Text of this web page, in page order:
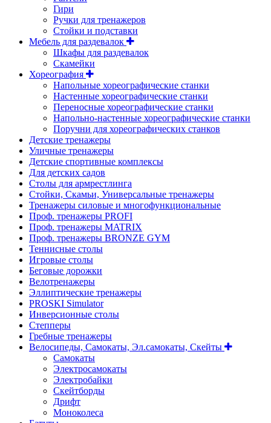
Гири
Ручки для тренажеров
Стойки и подставки
Мебель для раздевалок
Шкафы для раздевалок
Скамейки
Хореография
Напольные хореографические станки
Настенные хореографические станки
Переносные хореографические станки
Напольно-настенные хореографические станки
Поручни для хореографических станков
Детские тренажеры
Уличные тренажеры
Детские спортивные комплексы
Для детских садов
Столы для армрестлинга
Стойки, Скамьи, Универсальные тренажеры
Тренажеры силовые и многофункциональные
Проф. тренажеры PROFI
Проф. тренажеры MATRIX
Проф. тренажеры BRONZE GYM
Теннисные столы
Игровые столы
Беговые дорожки
Велотренажеры
Эллиптические тренажеры
PROSKI Simulator
Инверсионные столы
Степперы
Гребные тренажеры
Велосипеды, Самокаты, Эл.самокаты, Скейты
Самокаты
Электросамокаты
Электробайки
Скейтборды
Дрифт
Моноколеса